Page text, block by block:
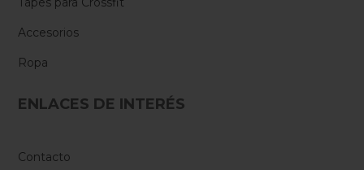
Accesorios
Ropa
ENLACES DE INTERÉS
Contacto